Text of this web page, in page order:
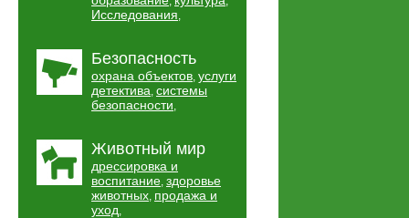
Исследования,
Безопасность
охрана объектов, услуги
детектива, системы
безопасности,
Животный мир
дрессировка и
воспитание, здоровье
животных, продажа и
уход,